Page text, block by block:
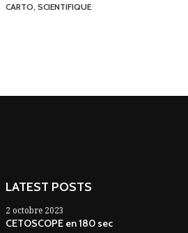
CARTO, SCIENTIFIQUE
LATEST POSTS
2 octobre 2023
CETOSCOPE en 180 sec